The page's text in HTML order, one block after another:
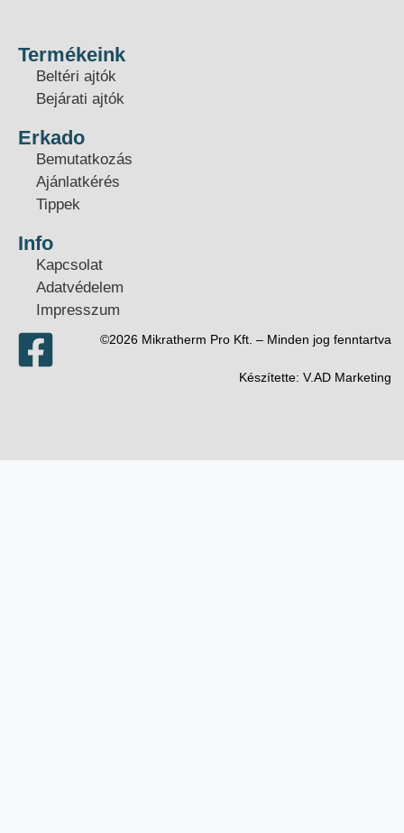
Termékeink
Beltéri ajtók
Bejárati ajtók
Erkado
Bemutatkozás
Ajánlatkérés
Tippek
Info
Kapcsolat
Adatvédelem
Impresszum
©2026 Mikratherm Pro Kft. – Minden jog fenntartva​
Készítette: V.AD Marketing